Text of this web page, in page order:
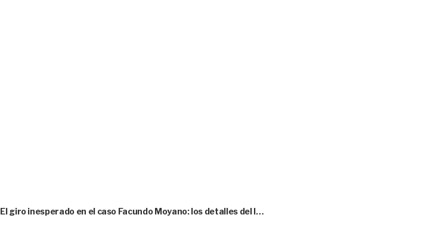
El giro inesperado en el caso Facundo Moyano: los detalles del l…